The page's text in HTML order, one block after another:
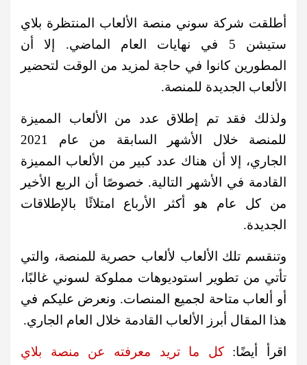
أطلقت شركة سوني منصة الألعاب المنتظرة بلاي
ستيشن 5 في نهايات العام الماضي. إلا أن
المطورين كانوا في حاجة لمزيد من الوقت لتحضير
الألعاب الجديدة للمنصة.
ولذلك فقد تم إطلاق عدد من الألعاب المميزة
للمنصة خلال الأشهر السابقة من عام 2021
الجاري، إلا أن هناك عدد كبير من الألعاب المميزة
القادمة في الأشهر التالية. خصوصًا أن الربع الأخير
من كل عام هو أكثر الأرباع امتلائًا بالإطلاقات
الجديدة.
وتنقسم تلك الألعاب لألعاب حصرية للمنصة، والتي
تأتي من تطوير استوديوهات مملوكة لسوني غالبًا،
أو ألعاب متاحة لجميع المنصات. ونعرض عليكم في
هذا المقال أبرز الألعاب القادمة خلال العام الجاري.
اقرأ أيضًا:كل ما تريد معرفته عن منصة بلاي